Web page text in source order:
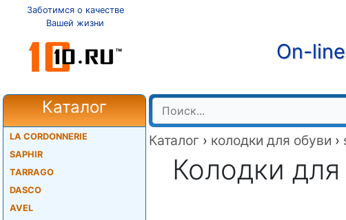
Заботимся о качестве
Вашей жизни
On-
Каталог
LA CORDONNERIE
SAPHIR
TARRAGO
DASCO
AVEL
Каталог › колодки для обуви ›
Колодки